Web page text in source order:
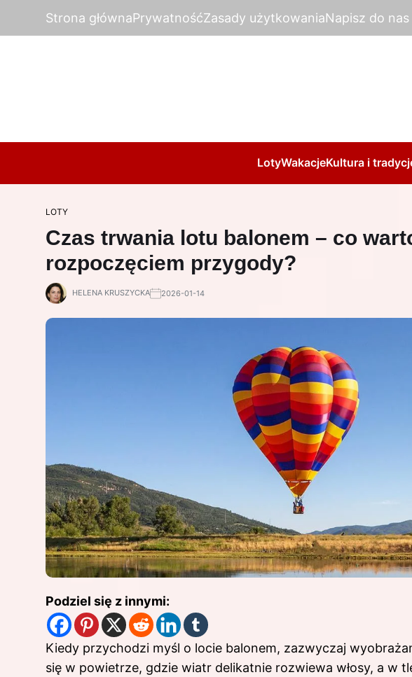
Strona głównaPrywatnośćZasady użytkowaniaNapisz do nas
LotyWakacjeKultura i
LOTY
Czas trwania lotu balonem – co
rozpoczęciem przygody?
HELENA KRUSZYCKA 2026-01-14
Podziel się z innymi:
Kiedy przychodzi myśl o locie balonem, zazwyczaj
się w powietrze, gdzie wiatr delikatnie rozwiewa włosy, a w